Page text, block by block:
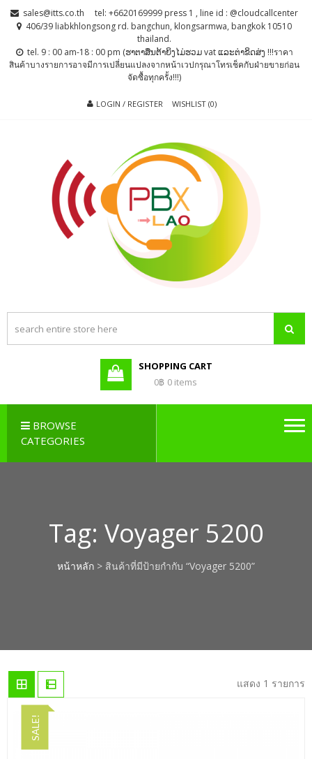
Skip
Skip sales@itts.co.th
tel: +6620169999 press 1 , line id : @cloudcallcenter
406/39 liabkhlongsong rd. bangchun, klongsarmwa, bangkok 10510
thailand.
tel. 9 : 00 am-18 : 00 pm (ຮາຕາສຶນຕ້າຍິງໄມ່ຮວມ vat ແລະຕ່າຂິດສ່ງ !!!ราคา
สินค้าบางรายการอาจมีการเปลี่ยนแปลงจากหน้าเวปกรุณาโทรเช็คกับฝ่ายขายก่อน
จัดซื้อทุกครั้ง!!!)
LOGIN / REGISTER WISHLIST (0)
PBX LAO, IP-
PBX LAO,
PABX LAO,
NETWORK
SHOPPING CART
0฿ 0 items
BROWSE
CATEGORIES
Tag: Voyager 5200
หน้าหลัก > สินค้าที่มีป้ายกำกับ “Voyager 5200”
แสดง 1 รายการ
SALE!